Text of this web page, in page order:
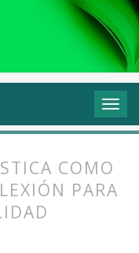
COMO
PARA